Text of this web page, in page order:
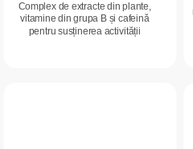
Complex de extracte din plante,
vitamine din grupa B și cafeină
pentru susținerea activității